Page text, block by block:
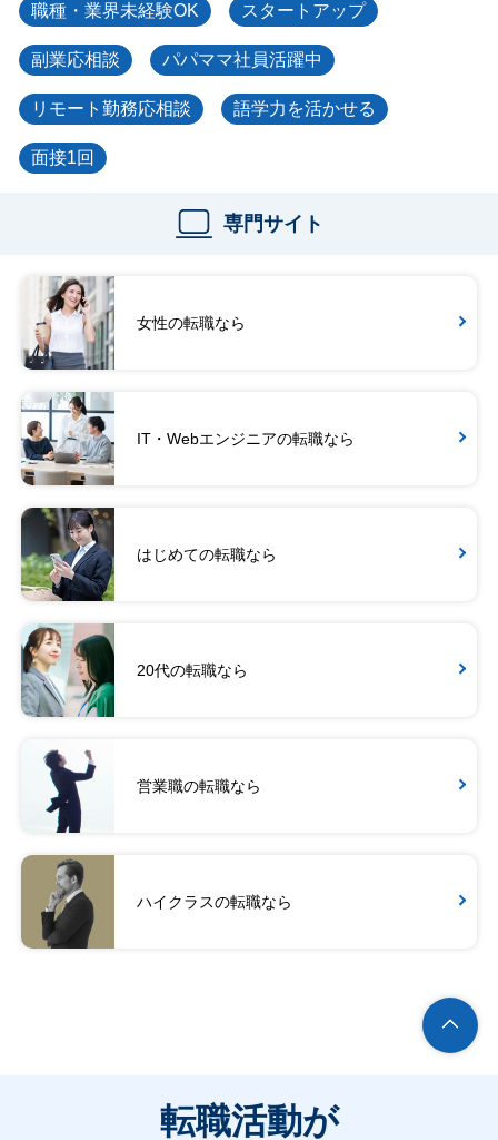
職種・業界未経験OK スタートアップ
副業応相談 パパママ社員活躍中
リモート勤務応相談 語学力を活かせる
面接1回
専門サイト
女性の転職なら
IT・Webエンジニアの転職なら
はじめての転職なら
20代の転職なら
営業職の転職なら
ハイクラスの転職なら
転職活動が